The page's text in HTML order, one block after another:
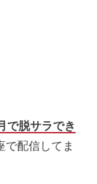
で脱サラでき
で配信してま